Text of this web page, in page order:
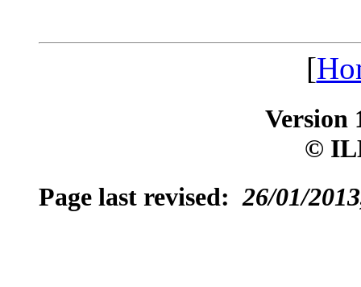
[
Version
©
Page last revised:26/01/